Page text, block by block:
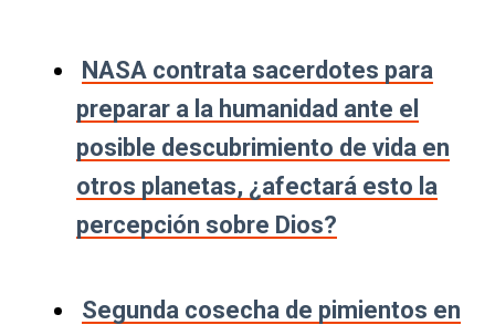
NASA contrata sacerdotes para
preparar a la humanidad ante el
posible descubrimiento de vida en
otros planetas, ¿afectará esto la
percepción sobre Dios?
Segunda cosecha de pimientos en